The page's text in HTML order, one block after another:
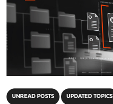
UNREAD POSTS UPDATED TOPICS